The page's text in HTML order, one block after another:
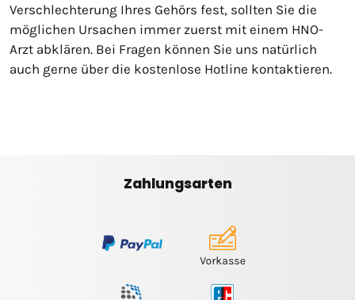
Verschlechterung Ihres Gehörs fest, sollten Sie die
möglichen Ursachen immer zuerst mit einem HNO-
Arzt abklären. Bei Fragen können Sie uns natürlich
auch gerne über die kostenlose Hotline kontaktieren.
Zahlungsarten